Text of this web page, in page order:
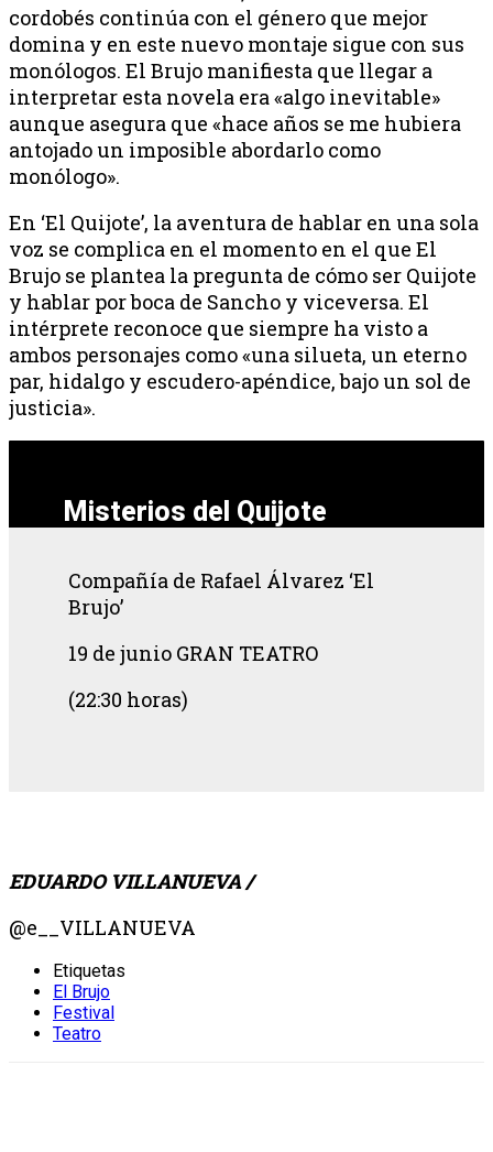
cordobés continúa con el género que mejor
domina y en este nuevo montaje sigue con sus
monólogos. El Brujo manifiesta que llegar a
interpretar esta novela era «algo inevitable»
aunque asegura que «hace años se me hubiera
antojado un imposible abordarlo como
monólogo».
En ‘El Quijote’, la aventura de hablar en una sola
voz se complica en el momento en el que El
Brujo se plantea la pregunta de cómo ser Quijote
y hablar por boca de Sancho y viceversa. El
intérprete reconoce que siempre ha visto a
ambos personajes como «una silueta, un eterno
par, hidalgo y escudero-apéndice, bajo un sol de
justicia».
Misterios del Quijote
Compañía de Rafael Álvarez ‘El
Brujo’
19 de junio GRAN TEATRO
(22:30 horas)
EDUARDO VILLANUEVA /
@e__VILLANUEVA
Etiquetas
El Brujo
Festival
Teatro